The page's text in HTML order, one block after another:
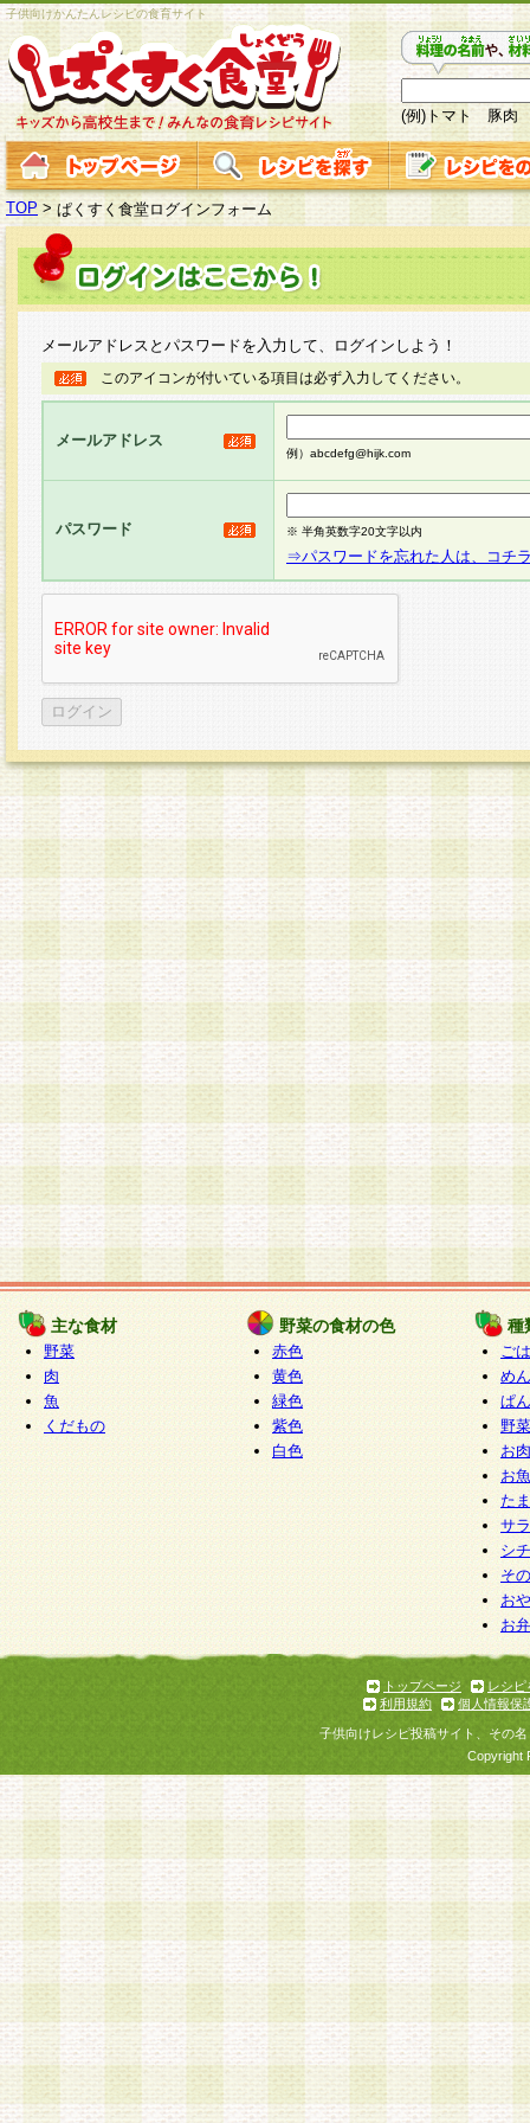
子供向けかんたんレシピの食育サイト
(例)トマト 豚肉
TOP > ぱくすく食堂ログインフォーム
メールアドレスとパスワードを入力して、ログインしよう！
このアイコンが付いている項目は必ず入力してください。
メールアドレス
例）abcdefg@hijk.com
パスワード ※ 半角英数字20文字以内
⇒パスワードを忘れた人は、コチ
主な食材
野菜
肉
魚
くだもの
野菜の食材の色
赤色
黄色
緑色
紫色
白色
種
ご
めん
ぱん
野
お
お
た
サ
シ
そ
お
お
トップページ
レシピ
利用規約
個人情報保
子供向けレシピ投稿サイト、その
Copyright